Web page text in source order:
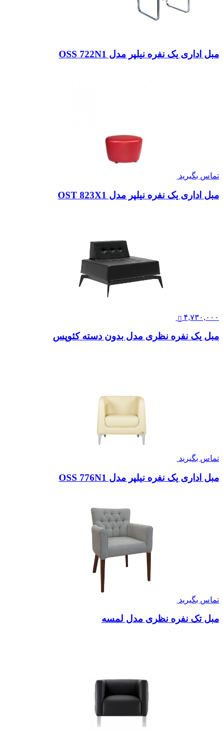
مبل اداری یک نفره نیلپر مدل OSS 722N1
تماس بگیرید
مبل اداری یک نفره نیلپر مدل OST 823X1
۴,۷۳۰,۰۰۰
مبل یک نفره نظری مدل بدون دسته کئوپس
تماس بگیرید
مبل اداری یک نفره نیلپر مدل OSS 776N1
تماس بگیرید
مبل تک نفره نظری مدل لمسه